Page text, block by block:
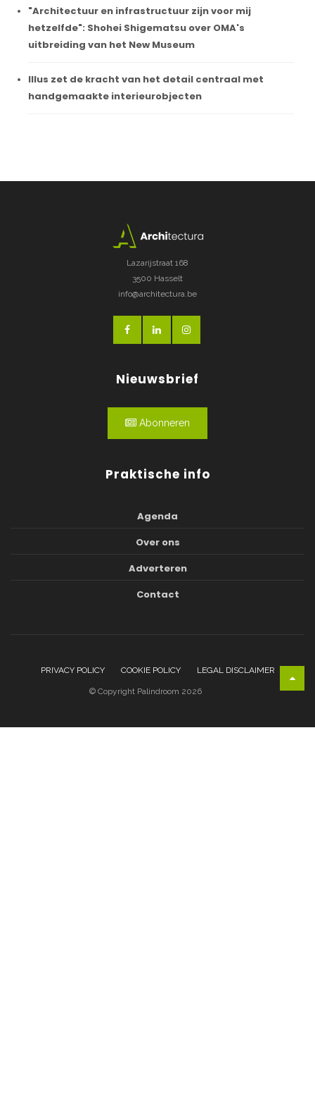
"Architectuur en infrastructuur zijn voor mij
hetzelfde": Shohei Shigematsu over OMA's
uitbreiding van het New Museum
Illus zet de kracht van het detail centraal met
handgemaakte interieurobjecten
Lazarijstraat 168
3500 Hasselt
info@architectura.be
Nieuwsbrief
Abonneren
Praktische info
Agenda
Over ons
Adverteren
Contact
PRIVACY POLICY COOKIE POLICY LEGAL DISCLAIMER
© Copyright Palindroom 2026